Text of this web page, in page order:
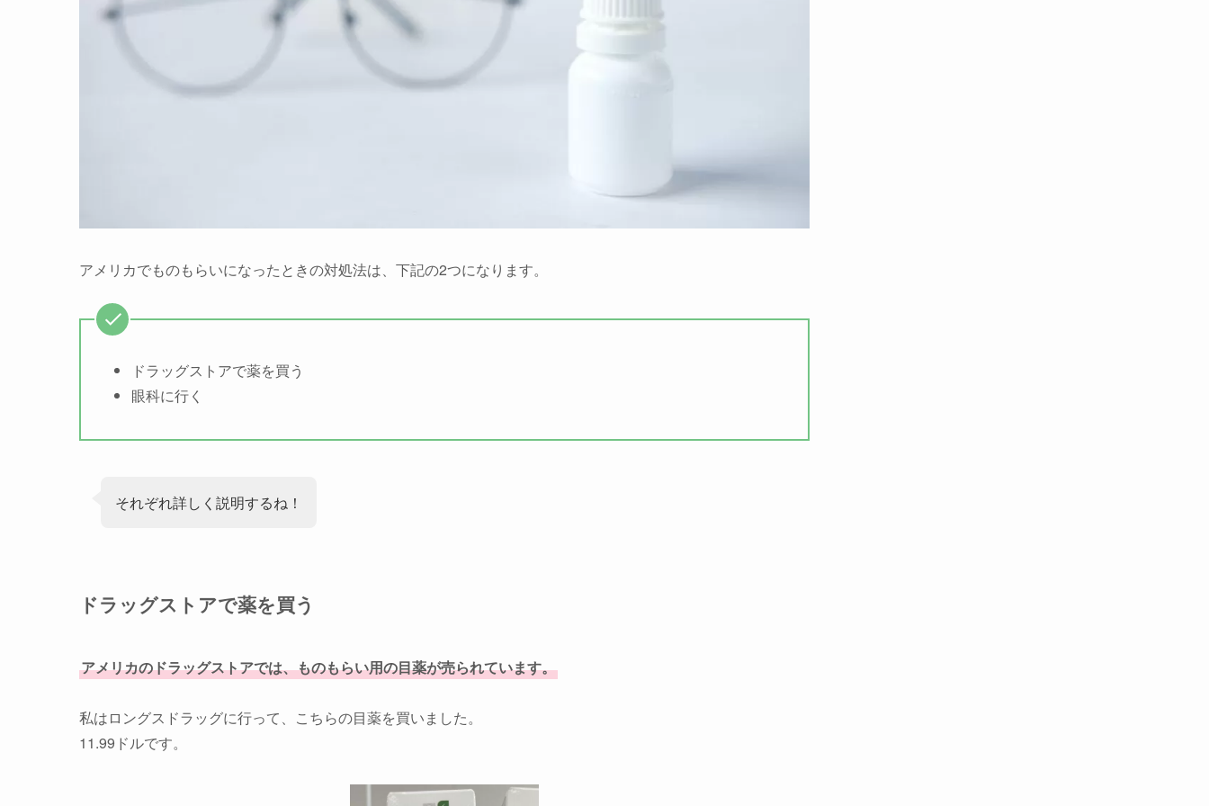
アメリカでものもらいになったときの対処法は、下記の2つになります。
ドラッグストアで薬を買う
眼科に行く
それぞれ詳しく説明するね！
ドラッグストアで薬を買う
アメリカのドラッグストアでは、ものもらい用の目薬が売られています。
私はロングスドラッグに行って、こちらの目薬を買いました。
11.99ドルです。